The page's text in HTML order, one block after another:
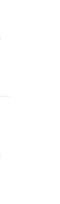
mRNA稳
力激素